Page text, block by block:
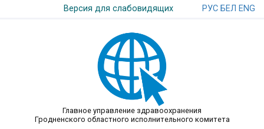
Версия для слабовидящих РУС БЕЛ ENG
Главное управление здравоохранения
Гродненского областного исполнительного комитета